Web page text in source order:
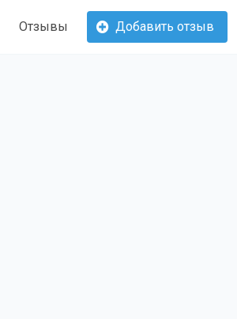
Отзывы Добавить отзыв